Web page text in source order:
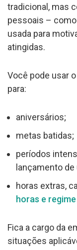
tradicional, mas
pessoais –
usada para
atingidas.
Você pode usar
para:
aniversários;
metas batidas;
períodos
lançamento
horas extras,
horas e
Fica a cargo da
situações